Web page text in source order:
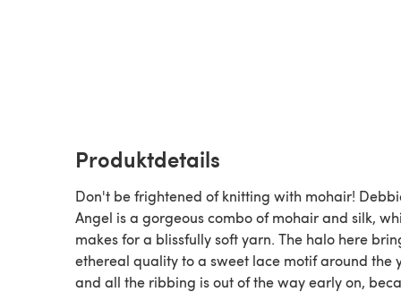
Produktdetails
Don't be frightened of knitting with mohair!
Angel is a gorgeous combo of mohair and silk,
makes for a blissfully soft yarn. The halo here
ethereal quality to a sweet lace motif around the
and all the ribbing is out of the way early on,